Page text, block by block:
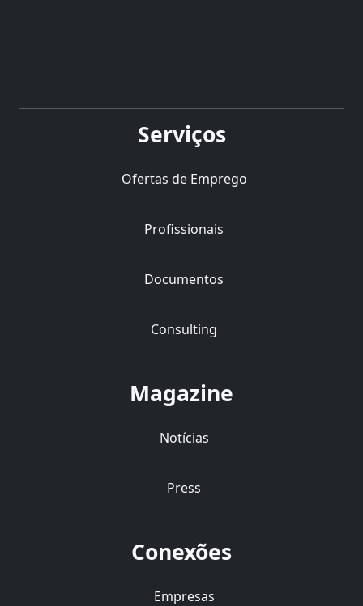
Serviços
Ofertas de Emprego
Profissionais
Documentos
Consulting
Magazine
Notícias
Press
Conexões
Empresas